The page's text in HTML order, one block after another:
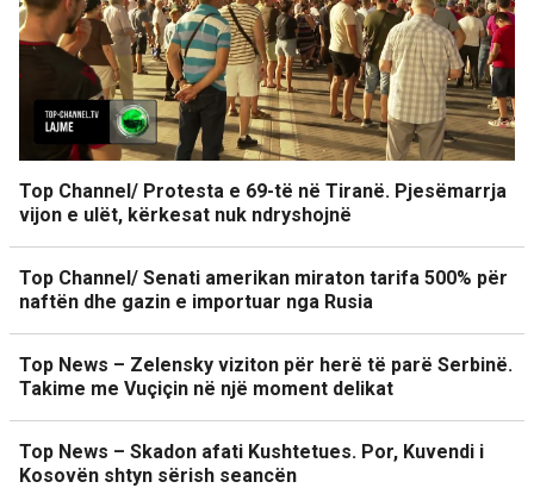
Top Channel/ Protesta e 69-të në Tiranë. Pjesëmarrja
vijon e ulët, kërkesat nuk ndryshojnë
Top Channel/ Senati amerikan miraton tarifa 500% për
naftën dhe gazin e importuar nga Rusia
Top News – Zelensky viziton për herë të parë Serbinë.
Takime me Vuçiçin në një moment delikat
Top News – Skadon afati Kushtetues. Por, Kuvendi i
Kosovën shtyn sërish seancën